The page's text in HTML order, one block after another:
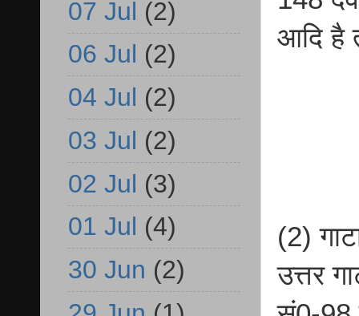
आदि है
(2)
उत्तर
07 Jul (2)
06 Jul (2)
04 Jul (2)
03 Jul (2)
02 Jul (3)
01 Jul (4)
30 Jun (2)